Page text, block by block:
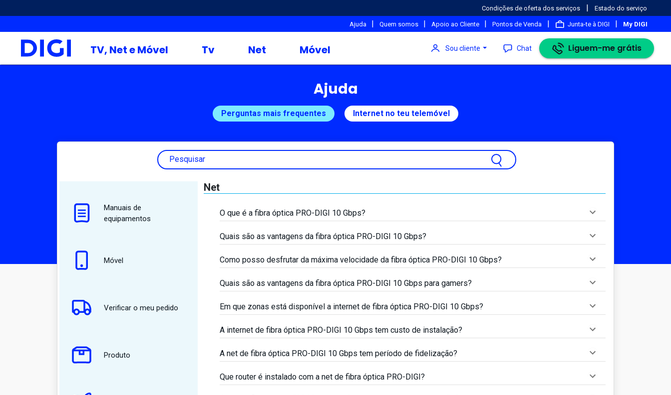
Condições de oferta dos serviços | Estado do serviço
Ajuda | Quem somos | Apoio ao Cliente | Pontos de Venda | Junta-te à DIGI | My DIGI
TV, Net e Móvel Tv Net Móvel Sou cliente Chat Liguem-me grátis
Ajuda
Perguntas mais frequentes Internet no teu telemóvel
Pesquisar
Manuais de
equipamentos
Móvel
Verificar o meu pedido
Produto
Net
O que é a fibra óptica PRO-DIGI 10 Gbps?
Quais são as vantagens da fibra óptica PRO-DIGI 10 Gbps?
Como posso desfrutar da máxima velocidade da fibra óptica PRO-DIGI 10 Gbps?
Quais são as vantagens da fibra óptica PRO-DIGI 10 Gbps para gamers?
Em que zonas está disponível a internet de fibra óptica PRO-DIGI 10 Gbps?
A internet de fibra óptica PRO-DIGI 10 Gbps tem custo de instalação?
A net de fibra óptica PRO-DIGI 10 Gbps tem período de fidelização?
Que router é instalado com a net de fibra óptica PRO-DIGI?